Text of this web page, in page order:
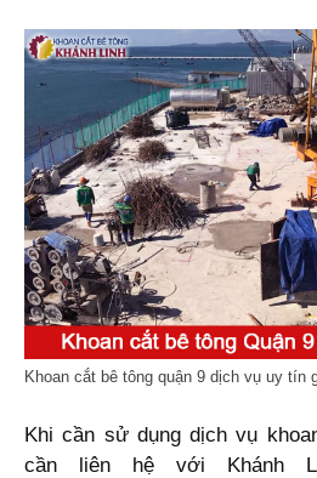
Khoan cắt bê tông quận 9 dịch vụ uy tín
Khi cần sử dụng dịch vụ
cần liên hệ với Khánh